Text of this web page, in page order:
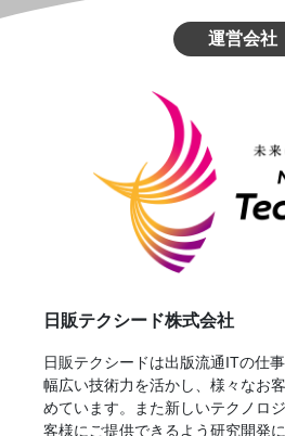
運営会社
日販テクシード株式会社
日販テクシードは出版流通ITの仕
幅広い技術力を活かし、様々なお
めています。また新しいテクノロ
客様にご提供できるよう研究開発